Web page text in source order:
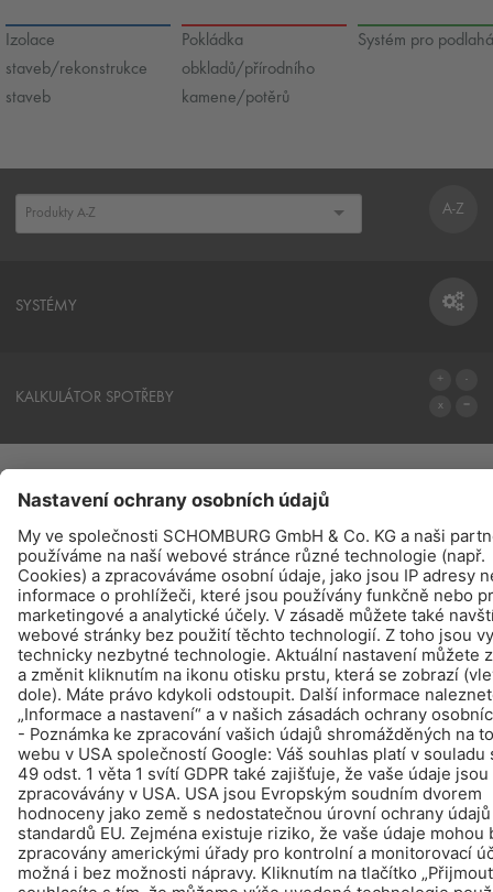
Izolace
staveb/rekonstrukce
staveb
Pokládka
obkladů/přírodního
kamene/potěrů
Systém pro
A-Z
SYSTÉMY
KALKULÁTOR SPOTŘEBY
NA KALKULÁTOR SPOTŘEBY
NAJDETE – KOUPIT - INFO
© Schomburg. Tiráž |Ochraně dat
Design & realizace +| LOUIS INTERNET